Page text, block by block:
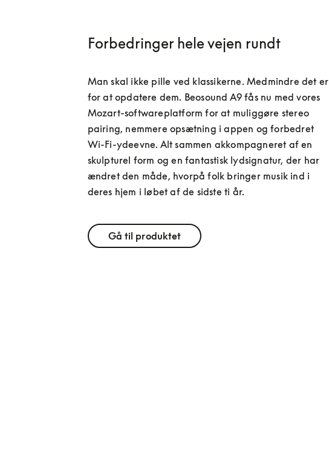
Forbedringer hele vejen rundt
Man skal ikke pille ved klassikerne. Medmindre det er
for at opdatere dem. Beosound A9 fås nu med vores
Mozart-softwareplatform for at muliggøre stereo
pairing, nemmere opsætning i appen og forbedret
Wi-Fi-ydeevne. Alt sammen akkompagneret af en
skulpturel form og en fantastisk lydsignatur, der har
ændret den måde, hvorpå folk bringer musik ind i
deres hjem i løbet af de sidste ti år.
Gå til produktet